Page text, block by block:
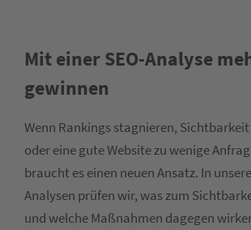
Mit einer SEO-Analyse
gewinnen
Wenn Rankings stagnieren,
oder eine gute Website zu wenige
braucht es einen neuen Ansatz. In
Analysen prüfen wir, was zum
und welche Maßnahmen dagegen